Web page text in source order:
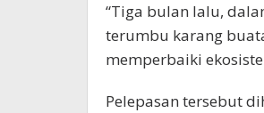
“Tiga bulan lalu,
terumbu karang
memperbaiki
Pelepasan tersebut